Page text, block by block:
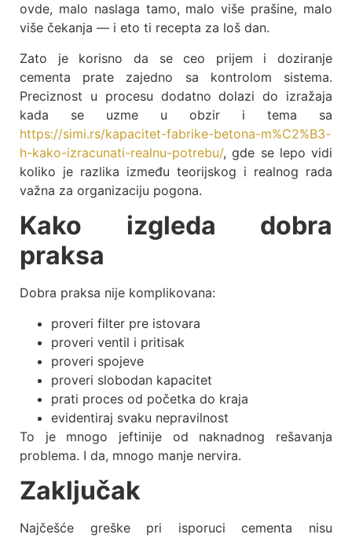
ovde, malo naslaga tamo, malo više prašine, malo
više čekanja — i eto ti recepta za loš dan.
Zato je korisno da se ceo prijem i doziranje
cementa prate zajedno sa kontrolom sistema.
Preciznost u procesu dodatno dolazi do izražaja
kada se uzme u obzir i tema sa
https://simi.rs/kapacitet-fabrike-betona-m%C2%B3-
h-kako-izracunati-realnu-potrebu/, gde se lepo vidi
koliko je razlika između teorijskog i realnog rada
važna za organizaciju pogona.
Kako izgleda dobra
praksa
Dobra praksa nije komplikovana:
proveri filter pre istovara
proveri ventil i pritisak
proveri spojeve
proveri slobodan kapacitet
prati proces od početka do kraja
evidentiraj svaku nepravilnost
To je mnogo jeftinije od naknadnog rešavanja
problema. I da, mnogo manje nervira.
Zaključak
Najčešće greške pri isporuci cementa nisu